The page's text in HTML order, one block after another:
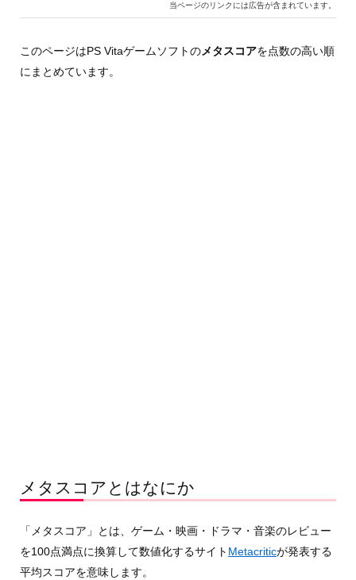
当ページのリンクには広告が含まれています。
このページはPS Vitaゲームソフトのメタスコアを点数の高い順
にまとめています。
メタスコアとはなにか
「メタスコア」とは、ゲーム・映画・ドラマ・音楽のレビュー
を100点満点に換算して数値化するサイト Metacriticが発表する
平均スコアを意味します。